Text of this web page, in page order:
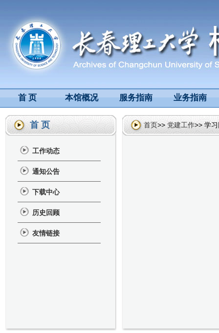
首 页 本馆概况 服务指南 业务指南
首 页
工作动态
通知公告
下载中心
历史回顾
友情链接
首页>> 党建工作>> 学